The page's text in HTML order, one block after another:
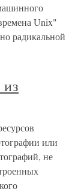
Unix"
радикальной
или
не